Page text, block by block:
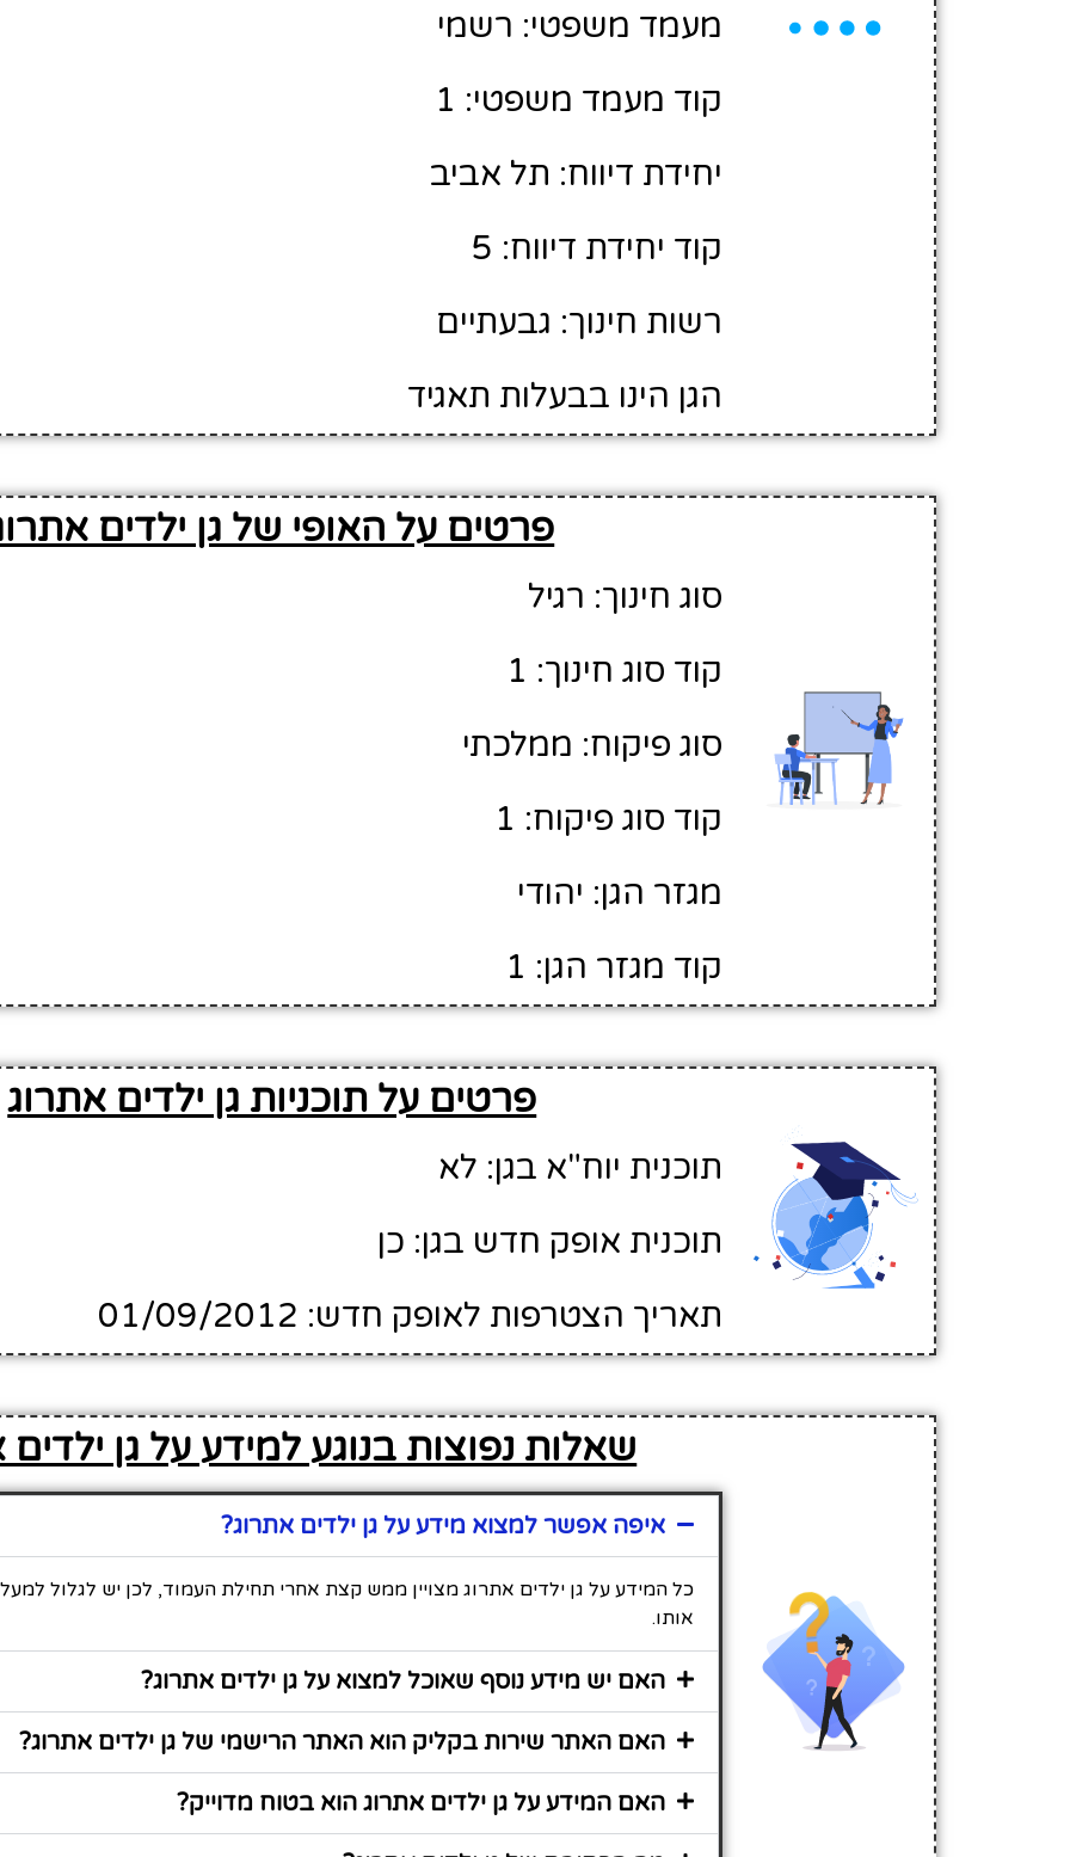
מעמד משפטי: רשמי
קוד מעמד משפטי: 1
יחידת דיווח: תל אביב
קוד יחידת דיווח: 5
רשות חינוך: גבעתיים
הגן הינו בבעלות תאגיד
פרטים על האופי של גן ילדים
סוג חינוך: רגיל
קוד סוג חינוך: 1
סוג פיקוח: ממלכתי
קוד סוג פיקוח: 1
מגזר הגן: יהודי
קוד מגזר הגן: 1
פרטים על תוכניות גן ילדים אתרוג
תוכנית יוח"א בגן: לא
תוכנית אופק חדש בגן: כן
תאריך הצטרפות לאופק חדש: 01/09/2012
שאלות נפוצות בנוגע למידע על גן ילדים
איפה אפשר למצוא מידע על גן ילדים אתרוג?
כל המידע על גן ילדים אתרוג מצויין ממש קצת אחרי תחילת העמוד, לכן יש לגלול
אותו.
האם יש מידע נוסף שאוכל למצוא על גן ילדים אתרוג?
האם האתר שירות בקליק הוא האתר הרישמי של גן ילדים אתרוג?
האם המידע על גן ילדים אתרוג הוא בטוח מדוייק?